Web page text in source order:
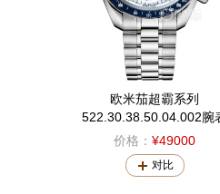
欧米茄超霸系列
522.30.38.50.04.002腕
价格： ¥49000
对比